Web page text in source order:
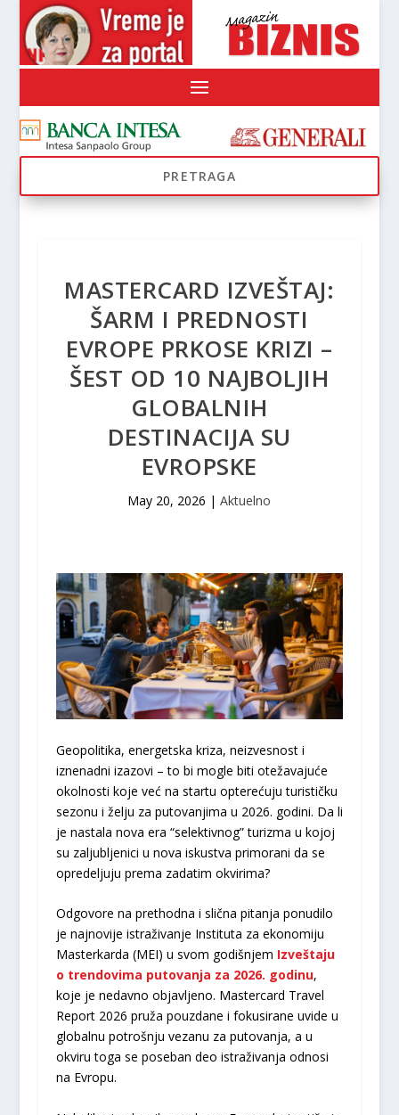
MASTERCARD IZVEŠTAJ:
ŠARM I PREDNOSTI
EVROPE PRKOSE KRIZI –
ŠEST OD 10 NAJBOLJIH
GLOBALNIH
DESTINACIJA SU
EVROPSKE
May 20, 2026 |Aktuelno
Geopolitika, energetska kriza, neizvesnost i
iznenadni izazovi – to bi mogle biti otežavajuće
okolnosti koje već na startu opterećuju turističku
sezonu i želju za putovanjima u 2026. godini. Da li
je nastala nova era “selektivnog” turizma u kojoj
su zaljubljenici u nova iskustva primorani da se
opredeljuju prema zadatim okvirima?
Odgovore na prethodna i slična pitanja ponudilo
je najnovije istraživanje Instituta za ekonomiju
Masterkarda (MEI) u svom godišnjem Izveštaju
o trendovima putovanja za 2026. godinu,
koje je nedavno objavljeno. Mastercard Travel
Report 2026 pruža pouzdane i fokusirane uvide u
globalnu potrošnju vezanu za putovanja, a u
okviru toga se poseban deo istraživanja odnosi
na Evropu.